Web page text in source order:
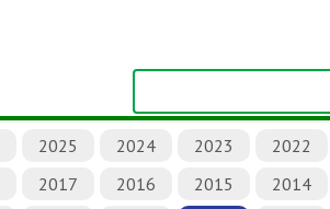
2025 2024 2023 2022
2017 2016 2015 2014